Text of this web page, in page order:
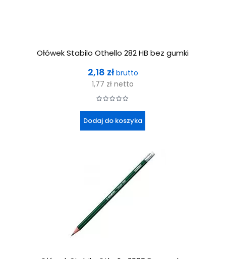
Ołówek Stabilo Othello 282 HB bez gumki
Cena
2,18 zł brutto
1,77 zł netto
Dodaj do koszyka